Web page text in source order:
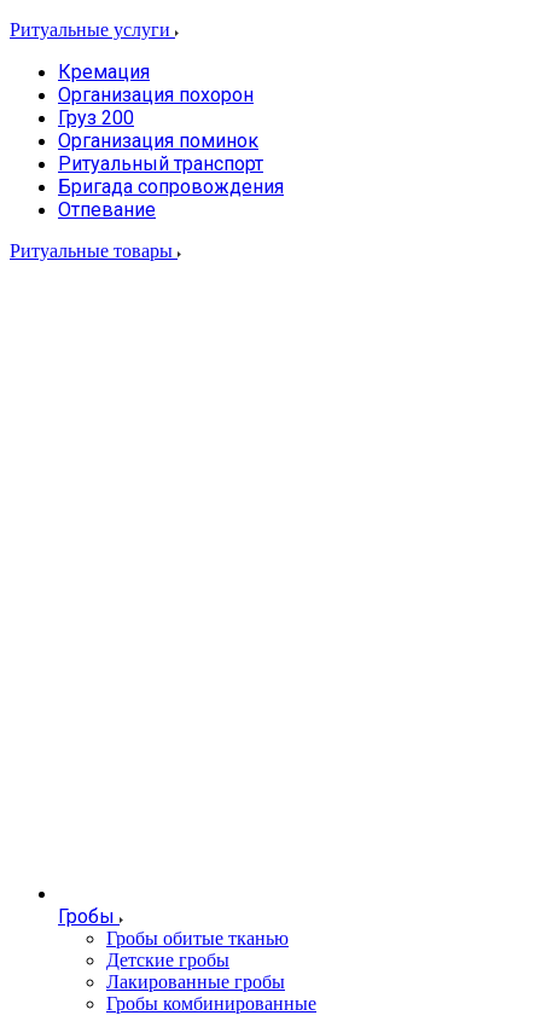
Ритуальные услуги
Кремация
Организация похорон
Груз 200
Организация поминок
Ритуальный транспорт
Бригада сопровождения
Отпевание
Ритуальные товары
Гробы
Гробы обитые тканью
Детские гробы
Лакированные гробы
Гробы комбинированные